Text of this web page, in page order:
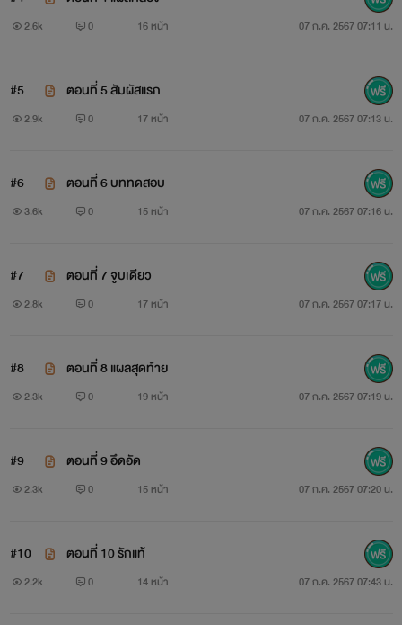
2.6k 0 16 หน้า 07 ก.ค. 2567 07:11 น.
#5 ตอนที่ 5 สัมผัสแรก
2.9k 0 17 หน้า 07 ก.ค. 2567 07:13 น.
#6 ตอนที่ 6 บททดสอบ
3.6k 0 15 หน้า 07 ก.ค. 2567 07:16 น.
#7 ตอนที่ 7 จูบเดียว
2.8k 0 17 หน้า 07 ก.ค. 2567 07:17 น.
#8 ตอนที่ 8 แผลสุดท้าย
2.3k 0 19 หน้า 07 ก.ค. 2567 07:19 น.
#9 ตอนที่ 9 อึดอัด
2.3k 0 15 หน้า 07 ก.ค. 2567 07:20 น.
#10 ตอนที่ 10 รักแท้
2.2k 0 14 หน้า 07 ก.ค. 2567 07:43 น.